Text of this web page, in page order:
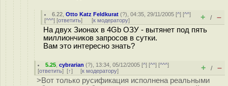
6.22 ,Otto Katz Feldkurat (?), 04:35, 29/11/2005 [^] [^^]
[^^^] [ответить] [к модератору] + / –
На двух Зионах в 4Gb ОЗУ - вытянет под пять
миллиончиков запросов в сутки.
Вам это интересно знать?
5.25 ,cybrarian (?), 13:34, 05/12/2005 [^] [^^] [^^^]
[ответить] [↑] [к модератору] + / –
>Вот только русификация исполнена реальными